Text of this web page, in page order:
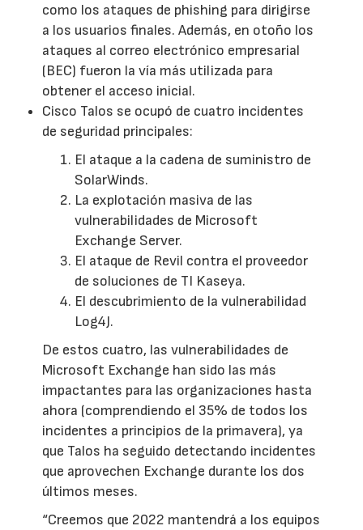
como los ataques de phishing para dirigirse
a los usuarios finales. Además, en otoño los
ataques al correo electrónico empresarial
(BEC) fueron la vía más utilizada para
obtener el acceso inicial.
Cisco Talos se ocupó de cuatro incidentes
de seguridad principales:
El ataque a la cadena de suministro de
SolarWinds.
La explotación masiva de las
vulnerabilidades de Microsoft
Exchange Server.
El ataque de Revil contra el proveedor
de soluciones de TI Kaseya.
El descubrimiento de la vulnerabilidad
Log4J.
De estos cuatro, las vulnerabilidades de
Microsoft Exchange han sido las más
impactantes para las organizaciones hasta
ahora (comprendiendo el 35% de todos los
incidentes a principios de la primavera), ya
que Talos ha seguido detectando incidentes
que aprovechen Exchange durante los dos
últimos meses.
“Creemos que 2022 mantendrá a los equipos